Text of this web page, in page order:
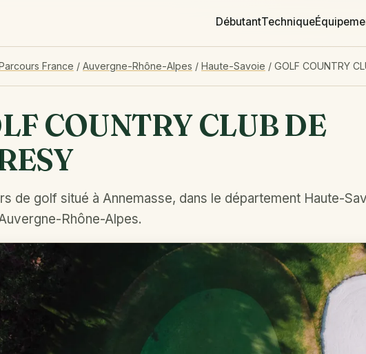
DébutantTechnique
France / Auvergne-Rhône-Alpes / Haute-Savoie / GOLF COUNTRY
COUNTRY CLUB DE
de golf situé à Annemasse, dans le département Haute-
Rhône-Alpes.